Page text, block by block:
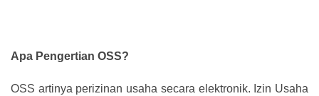
Apa Pengertian OSS?
OSS artinya perizinan usaha secara elektronik. Izin Usaha